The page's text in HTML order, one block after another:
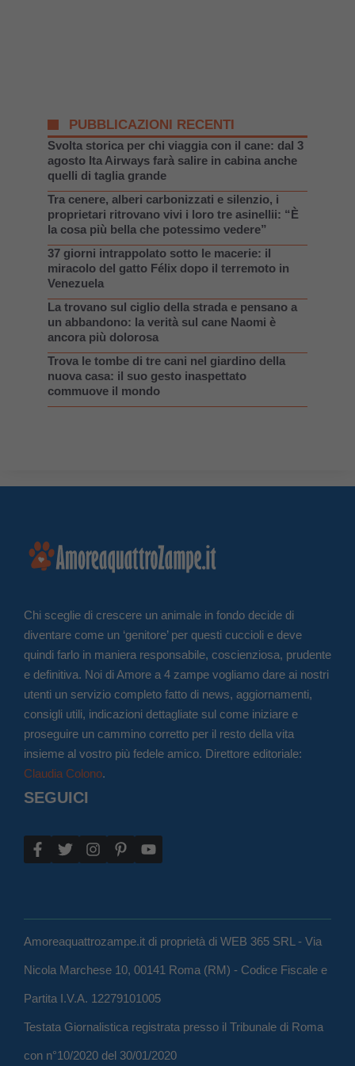
PUBBLICAZIONI RECENTI
Svolta storica per chi viaggia con il cane: dal 3
agosto Ita Airways farà salire in cabina anche
quelli di taglia grande
Tra cenere, alberi carbonizzati e silenzio, i
proprietari ritrovano vivi i loro tre asinellii: “È
la cosa più bella che potessimo vedere”
37 giorni intrappolato sotto le macerie: il
miracolo del gatto Félix dopo il terremoto in
Venezuela
La trovano sul ciglio della strada e pensano a
un abbandono: la verità sul cane Naomi è
ancora più dolorosa
Trova le tombe di tre cani nel giardino della
nuova casa: il suo gesto inaspettato
commuove il mondo
Chi sceglie di crescere un animale in fondo decide di
diventare come un ‘genitore’ per questi cuccioli e deve
quindi farlo in maniera responsabile, coscienziosa, prudente
e definitiva. Noi di Amore a 4 zampe vogliamo dare ai nostri
utenti un servizio completo fatto di news, aggiornamenti,
consigli utili, indicazioni dettagliate sul come iniziare e
proseguire un cammino corretto per il resto della vita
insieme al vostro più fedele amico. Direttore editoriale:
Claudia Colono.
SEGUICI
Amoreaquattrozampe.it di proprietà di WEB 365 SRL - Via
Nicola Marchese 10, 00141 Roma (RM) - Codice Fiscale e
Partita I.V.A. 12279101005
Testata Giornalistica registrata presso il Tribunale di Roma
con n°10/2020 del 30/01/2020